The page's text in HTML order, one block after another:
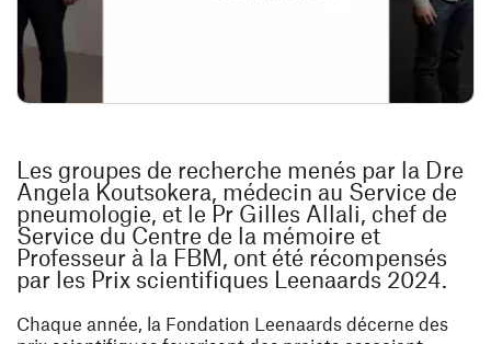
Les groupes de recherche menés par la Dre
Angela Koutsokera, médecin au Service de
pneumologie, et le Pr Gilles Allali, chef de
Service du Centre de la mémoire et
Professeur à la FBM, ont été récompensés
par les Prix scientifiques Leenaards 2024.
Chaque année, la Fondation Leenaards décerne des